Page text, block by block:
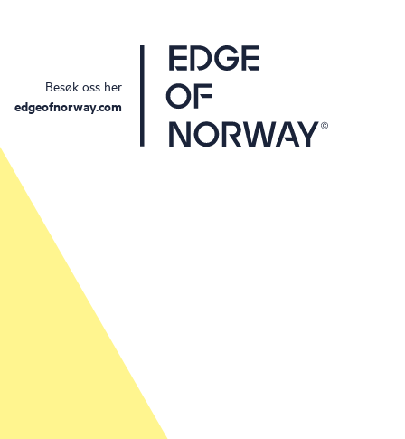
Besøk oss her
edgeofnorway.com